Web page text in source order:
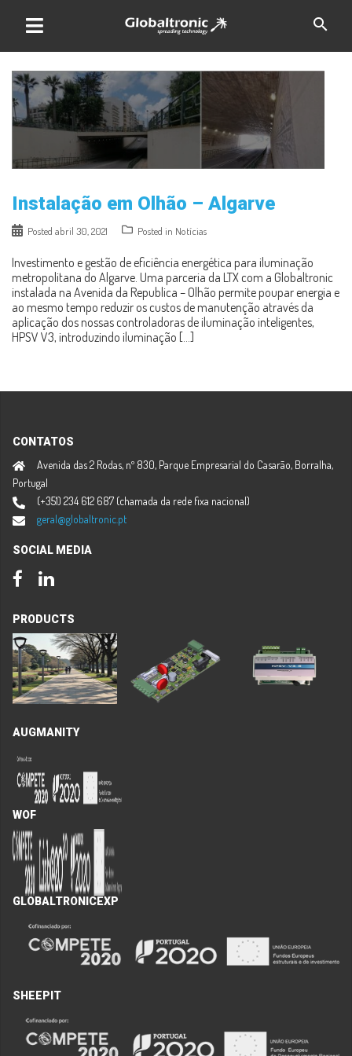
search
Instalação em Olhão – Algarve
Posted abril 30, 2021 Posted in Notícias
Investimento e gestão de eficiência energética para iluminação
metropolitana do Algarve. Uma parceria da LTX com a Globaltronic
instalada na Avenida da Republica – Olhão permite poupar energia e
ao mesmo tempo reduzir os custos de manutenção através da
aplicação dos nossas controladoras de iluminação inteligentes,
HPSV V3, introduzindo iluminação […]
CONTATOS
Avenida das 2 Rodas, nº 830, Parque Empresarial do Casarão, Borralha,
Portugal
(+351) 234 612 687 (chamada da rede fixa nacional)
geral@globaltronic.pt
SOCIAL MEDIA
Facebook
PRODUCTS
AUGMANITY
WOF
GLOBALTRONICEXP
SHEEPIT